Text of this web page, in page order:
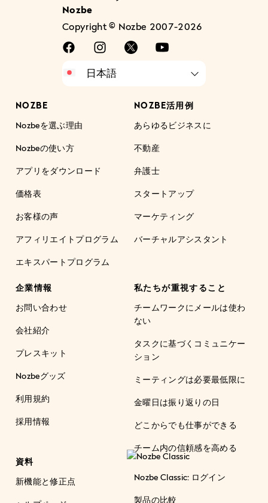
Nozbe
Copyright © Nozbe 2007-2026
NOZBE
Nozbeを選ぶ理由
Nozbeの使い方
アプリをダウンロード
価格表
お客様の声
アフィリエイトプログラム
エキスパートプログラム
NOZBE活用例
あらゆるビジネスに
不動産
弁護士
スタートアップ
マーケティング
バーチャルアシスタント
企業情報
お問い合わせ
会社紹介
プレスキット
Nozbeグッズ
利用規約
採用情報
私たちが重視すること
チームワークにメールは使わ
ない
タスクに基づくコミュニケー
ション
ミーティングは必要最低限に
金曜日は振り返りの日
どこからでも仕事ができる
チーム内の信頼感を高める
資料
新機能と修正点
Nozbe Classic: ログイン
製品の比較